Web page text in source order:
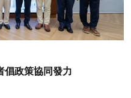
倡政策協同發力